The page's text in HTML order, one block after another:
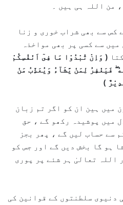
من اللہ ہی ہیں ۔
کس سے بھی شراب خوری و زنا
سے کسی پر بھی مواخذہ
( وَاِنْ تُبْدُوْا مَا فِىٓ اَنْفُسِكُمْ
فَيَغْفِرُ لِمَنْ يَّشَآءُ وَيُعَذِّبُ مَنْ
)
میں ہین ان کو اگر تم زبان
میں پوشیدہ رکھو گے ، حق
سے حساب لیں گے ، پھر بجز
ہو گا بخش دیں گے اور جس کو
اللہ تعالیٰ ہر شئے پر پوری
دنیوی سلطنتوں کے قوانین کی